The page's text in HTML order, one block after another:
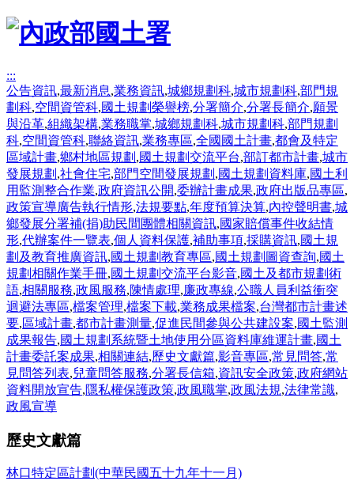
:::
公告資訊,最新消息,業務資訊,城鄉規劃科,城市規劃科,部門規
劃科,空間資管科,國土規劃榮譽榜,分署簡介,分署長簡介,願景
與沿革,組織架構,業務職掌,城鄉規劃科,城市規劃科,部門規劃
科,空間資管科,聯絡資訊,業務專區,全國國土計畫,都會及特定
區域計畫,鄉村地區規劃 ,國土規劃交流平台,部訂都市計畫,城市
發展規劃 ,社會住宅,部門空間發展規劃 ,國土規劃資料庫,國土利
用監測整合作業,政府資訊公開,委辦計畫成果,政府出版品專區,
政策宣導廣告執行情形,法規要點,年度預算決算,內控聲明書,城
鄉發展分署補(捐)助民間團體相關資訊,國家賠償事件收結情
形,代辦案件一覽表,個人資料保護,補助事項,採購資訊,國土規
劃及教育推廣資訊,國土規劃教育專區,國土規劃圖資查詢,國土
規劃相關作業手冊,國土規劃交流平台影音,國土及都市規劃術
語,相關服務,政風服務,陳情處理,廉政專線,公職人員利益衝突
迴避法專區,檔案管理,檔案下載,業務成果檔案,台灣都市計畫述
要,區域計畫,都市計畫測量,促進民間參與公共建設案,國土監測
成果報告,國土規劃系統暨土地使用分區資料庫維運計畫,國土
計畫委託案成果,相關連結,歷史文獻篇,影音專區,常見問答,常
見問答列表,兒童問答服務,分署長信箱,資訊安全政策,政府網站
資料開放宣告,隱私權保護政策,政風職掌,政風法規,法律常識,
政風宣導
歷史文獻篇
林口特定區計劃(中華民國五十九年十一月)